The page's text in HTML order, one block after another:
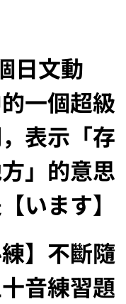
日文動
一個超級
表示「存
」的意思
います】
練】不斷隨
音練習題